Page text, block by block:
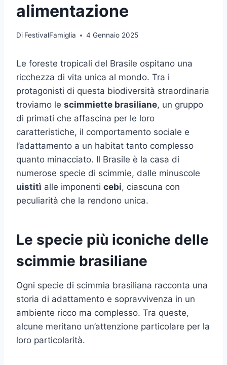
alimentazione
Di FestivalFamiglia 4 Gennaio 2025
Le foreste tropicali del Brasile ospitano una
ricchezza di vita unica al mondo. Tra i
protagonisti di questa biodiversità straordinaria
troviamo le scimmiette brasiliane, un gruppo
di primati che affascina per le loro
caratteristiche, il comportamento sociale e
l’adattamento a un habitat tanto complesso
quanto minacciato. Il Brasile è la casa di
numerose specie di scimmie, dalle minuscole
uistitì alle imponenti cebi, ciascuna con
peculiarità che la rendono unica.
Le specie più iconiche delle
scimmie brasiliane
Ogni specie di scimmia brasiliana racconta una
storia di adattamento e sopravvivenza in un
ambiente ricco ma complesso. Tra queste,
alcune meritano un’attenzione particolare per la
loro particolarità.